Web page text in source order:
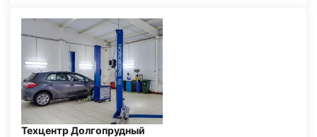
Техцентр Долгопрудный